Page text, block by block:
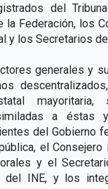
del
la Federación, los
y los Secretarios
generales y
mayoritaria,
a éstas
del Gobierno
el
y el
del INE, y los